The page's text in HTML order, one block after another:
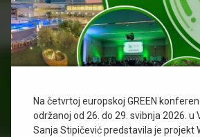
Na četvrtoj europskoj GREEN
održanoj od 26. do 29. svibnja 2026. u
Sanja Stipičević predstavila je projekt